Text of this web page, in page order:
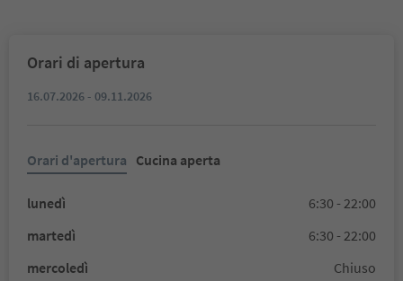
Orari di apertura
16.07.2026 - 09.11.2026
Orari d'apertura Cucina aperta
lunedì
6:30 - 22:00
martedì
6:30 - 22:00
mercoledì
Chiuso